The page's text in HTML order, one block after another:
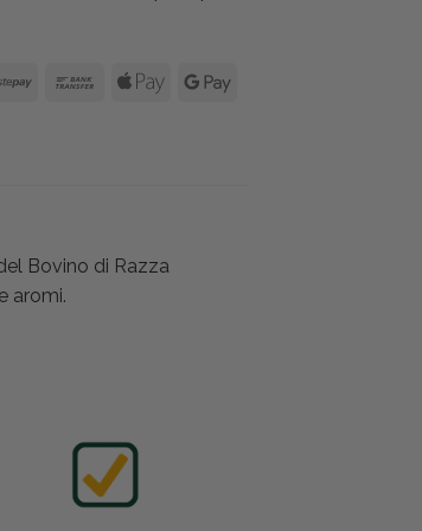
Bovino di Razza
aromi.